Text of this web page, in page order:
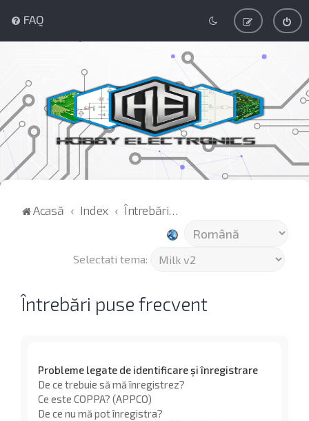
FAQ
Acasă Index Întrebări puse frecvent
Selectati tema:
Întrebări puse frecvent
Probleme legate de identificare și înregistrare
De ce trebuie să mă înregistrez?
Ce este COPPA? (APPCO)
De ce nu mă pot înregistra?